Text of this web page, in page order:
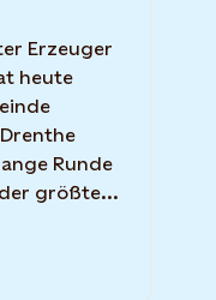
Erzeuger
heute
Runde
größte...